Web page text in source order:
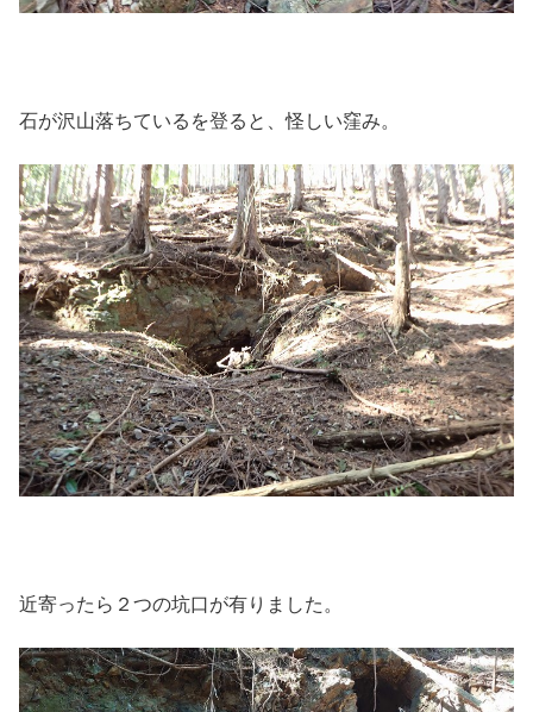
石が沢山落ちているを登ると、怪しい窪み。
近寄ったら２つの坑口が有りました。